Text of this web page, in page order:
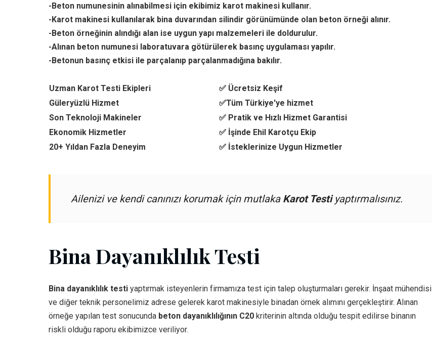
-Beton numunesinin alınabilmesi için ekibimiz karot makinesi kullanır.
-Karot makinesi kullanılarak bina duvarından silindir görünümünde olan beton örneği alınır.
-Beton örneğinin alındığı alan ise uygun yapı malzemeleri ile doldurulur.
-Alınan beton numunesi laboratuvara götürülerek basınç uygulaması yapılır.
-Betonun basınç etkisi ile parçalanıp parçalanmadığına bakılır.
Uzman Karot Testi Ekipleri
✅ Ücretsiz Keşif
Güleryüzlü Hizmet
✅Tüm Türkiye'ye hizmet
Son Teknoloji Makineler
✅ Pratik ve Hızlı Hizmet Garantisi
Ekonomik Hizmetler
✅ İşinde Ehil Karotçu Ekip
20+ Yıldan Fazla Deneyim
✅ İsteklerinize Uygun Hizmetler
Ailenizi ve kendi canınızı korumak için mutlaka Karot Testiyaptırmalısınız.
Bina Dayanıklılık Testi
Bina dayanıklılık testi yaptırmak isteyenlerin firmamıza test için talep oluşturmaları gerekir. İnşaat mühendisi
ve diğer teknik personelimiz adrese gelerek karot makinesiyle binadan örnek alımını gerçekleştirir. Alınan
örneğe yapılan test sonucunda beton dayanıklılığının C20 kriterinin altında olduğu tespit edilirse binanın
riskli olduğu raporu ekibimizce veriliyor.